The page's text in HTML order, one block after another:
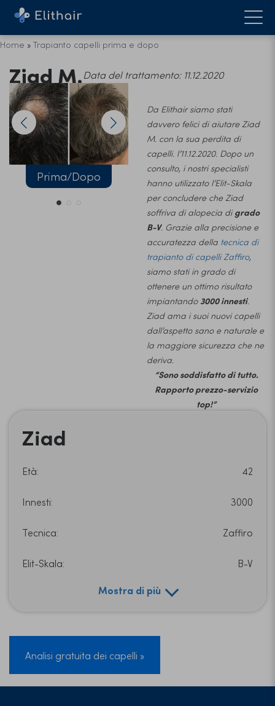
Home » Trapianto capelli prima e dopo
Ziad M.Data del trattamento: 11.12.2020
Prima/Dopo Prima
Da Elithair siamo stati
davvero felici di aiutare Ziad
M. con la sua perdita di
capelli. l’11.12.2020. Dopo un
consulto, i nostri specialisti
hanno utilizzato l’Elit-Skala
per concludere che Ziad
soffriva di alopecia digrado
B-V. Grazie alla precisione e
accuratezza della tecnica di
trapianto di capelli Zaffiro,
siamo stati in grado di
ottenere un ottimo risultato
impiantando 3000 innesti.
Ziad ama i suoi nuovi capelli
dall’aspetto sano e naturale e
la maggiore sicurezza che ne
deriva.
“Sono soddisfatto di tutto.
Rapporto prezzo-servizio
top!”
Ziad
Età: 42
Innesti: 3000
Tecnica: Zaffiro
Elit-Skala:
B-V
Mostra di più
Analisi gratuita dei capelli »